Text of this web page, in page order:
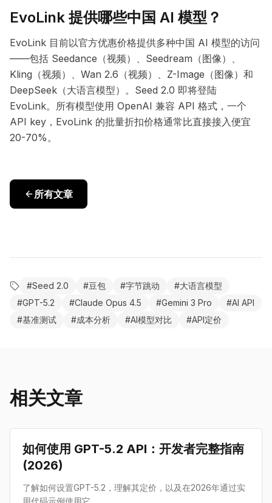
EvoLink 提供哪些中国 AI 模型？
EvoLink 目前以官方优惠价格提供多种中国 AI 模型的访问
——包括 Seedance（视频）、Seedream（图像）、
Kling（视频）、Wan 2.6（视频）、Z-Image（图像）和
DeepSeek（大语言模型）。Seed 2.0 即将登陆
EvoLink。所有模型使用 OpenAI 兼容 API 格式，一个
API key，EvoLink 的批量折扣价格通常比直接接入便宜
20-70%。
所有文章
#Seed 2.0 #豆包 #字节跳动 #大语言模型
#GPT-5.2 #Claude Opus 4.5 #Gemini 3 Pro #AI API
#基准测试 #成本分析 #AI模型对比 #API定价
相关文章
如何使用 GPT-5.2 API：开发者完整指南
(2026)
了解如何设置GPT-5.2，理解其定价，以及在2026年通过实